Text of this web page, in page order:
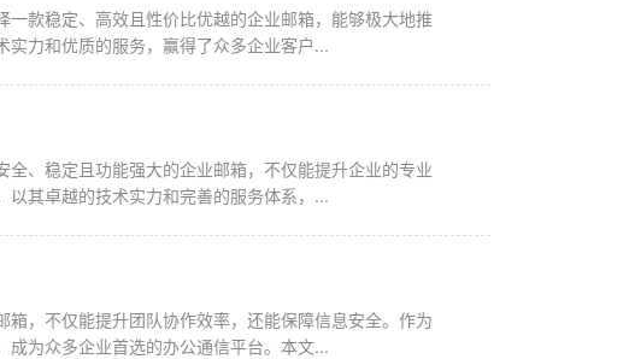
款稳定、高效且性价比优越的企业邮箱，能够极大地推
力和优质的服务，赢得了众多企业客户...
、稳定且功能强大的企业邮箱，不仅能提升企业的专业
其卓越的技术实力和完善的服务体系，...
，不仅能提升团队协作效率，还能保障信息安全。作为
为众多企业首选的办公通信平台。本文...